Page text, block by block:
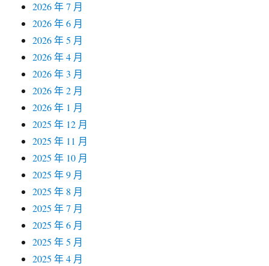
2026 年 7 月
2026 年 6 月
2026 年 5 月
2026 年 4 月
2026 年 3 月
2026 年 2 月
2026 年 1 月
2025 年 12 月
2025 年 11 月
2025 年 10 月
2025 年 9 月
2025 年 8 月
2025 年 7 月
2025 年 6 月
2025 年 5 月
2025 年 4 月